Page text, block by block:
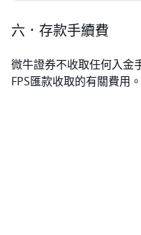
六．存款手續費
微牛證券不收取任何入金
FPS匯款收取的有關費用